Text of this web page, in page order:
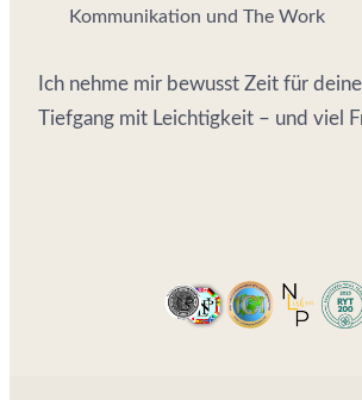
Kommunikation und The Work
Ich nehme mir bewusst Zeit für
Tiefgang mit Leichtigkeit – und viel